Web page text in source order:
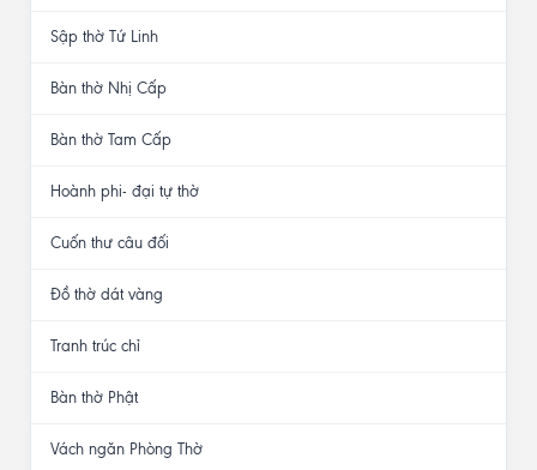
Sập thờ Tứ Linh
Bàn thờ Nhị Cấp
Bàn thờ Tam Cấp
Hoành phi- đại tự thờ
Cuốn thư câu đối
Đồ thờ dát vàng
Tranh trúc chỉ
Bàn thờ Phật
Vách ngăn Phòng Thờ